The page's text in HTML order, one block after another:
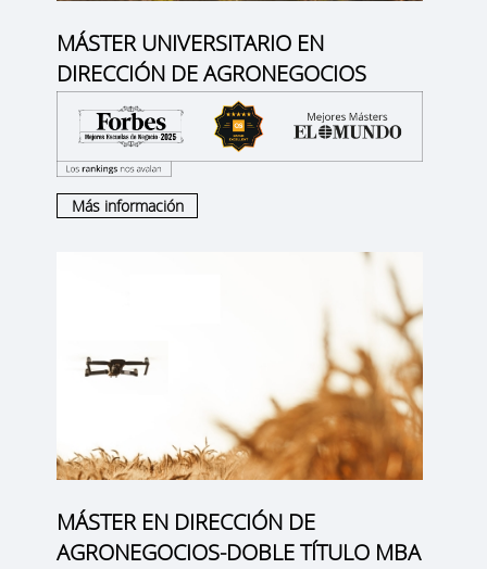
MÁSTER UNIVERSITARIO EN
DIRECCIÓN DE AGRONEGOCIOS
Más información
MÁSTER EN DIRECCIÓN DE
AGRONEGOCIOS-DOBLE TÍTULO MBA